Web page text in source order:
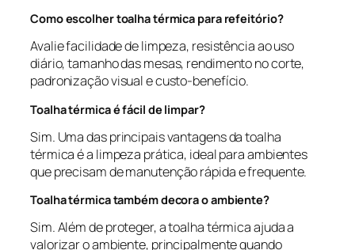
Como escolher toalha térmica para refeitório?
Avalie facilidade de limpeza, resistência ao uso
diário, tamanho das mesas, rendimento no corte,
padronização visual e custo-benefício.
Toalha térmica é fácil de limpar?
Sim. Uma das principais vantagens da toalha
térmica é a limpeza prática, ideal para ambientes
que precisam de manutenção rápida e frequente.
Toalha térmica também decora o ambiente?
Sim. Além de proteger, a toalha térmica ajuda a
valorizar o ambiente, principalmente quando